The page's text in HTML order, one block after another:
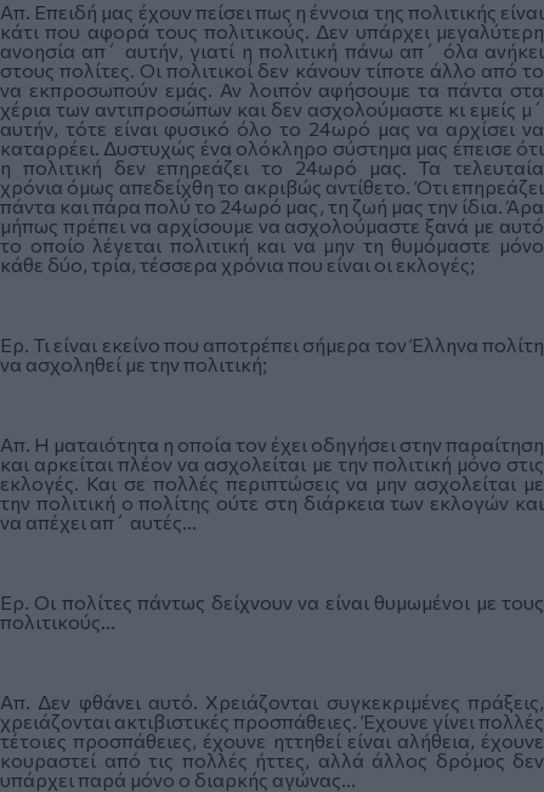
Απ. Επειδή μας έχουν πείσει πως η έννοια της πολιτικής είναι
κάτι που αφορά τους πολιτικούς. Δεν υπάρχει μεγαλύτερη
ανοησία απ΄ αυτήν, γιατί η πολιτική πάνω απ΄ όλα ανήκει
στους πολίτες. Οι πολιτικοί δεν κάνουν τίποτε άλλο από το
να εκπροσωπούν εμάς. Αν λοιπόν αφήσουμε τα πάντα στα
χέρια των αντιπροσώπων και δεν ασχολούμαστε κι εμείς μ΄
αυτήν, τότε είναι φυσικό όλο το 24ωρό μας να αρχίσει να
καταρρέει. Δυστυχώς ένα ολόκληρο σύστημα μας έπεισε ότι
η πολιτική δεν επηρεάζει το 24ωρό μας. Τα τελευταία
χρόνια όμως απεδείχθη το ακριβώς αντίθετο. Ότι επηρεάζει
πάντα και πάρα πολύ το 24ωρό μας, τη ζωή μας την ίδια. Άρα
μήπως πρέπει να αρχίσουμε να ασχολούμαστε ξανά με αυτό
το οποίο λέγεται πολιτική και να μην τη θυμόμαστε μόνο
κάθε δύο, τρία, τέσσερα χρόνια που είναι οι εκλογές;
Ερ. Τι είναι εκείνο που αποτρέπει σήμερα τον Έλληνα πολίτη
να ασχοληθεί με την πολιτική;
Απ. Η ματαιότητα η οποία τον έχει οδηγήσει στην παραίτηση
και αρκείται πλέον να ασχολείται με την πολιτική μόνο στις
εκλογές. Και σε πολλές περιπτώσεις να μην ασχολείται με
την πολιτική ο πολίτης ούτε στη διάρκεια των εκλογών και
να απέχει απ΄ αυτές...
Ερ. Οι πολίτες πάντως δείχνουν να είναι θυμωμένοι με τους
πολιτικούς...
Απ. Δεν φθάνει αυτό. Χρειάζονται συγκεκριμένες πράξεις,
χρειάζονται ακτιβιστικές προσπάθειες. Έχουνε γίνει πολλές
τέτοιες προσπάθειες, έχουνε ηττηθεί είναι αλήθεια, έχουνε
κουραστεί από τις πολλές ήττες, αλλά άλλος δρόμος δεν
υπάρχει παρά μόνο ο διαρκής αγώνας...